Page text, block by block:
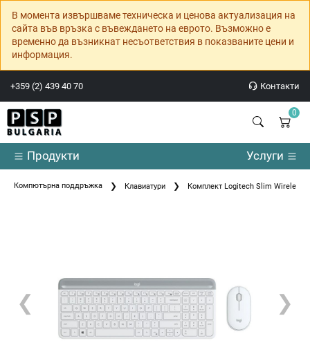
В момента извършваме техническа и ценова актуализация на
сайта във връзка с въвеждането на еврото. Възможно е
временно да възникнат несъответствия в показваните цени и
информация.
+359 (2) 439 40 70 Контакти
0
Продукти Услуги
Компютърна поддръжка Клавиатури Комплект Logitech Slim Wireless
❮ ❯